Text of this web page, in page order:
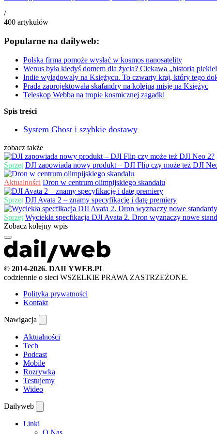
/
400 artykułów
Popularne na dailyweb:
Polska firma pomoże wysłać w kosmos nanosatelity
Wenus była kiedyś domem dla życia? Ciekawa „historia
Indie wylądowały na Księżycu. To czwarty kraj, który tego
Prada zaprojektowała skafandry na kolejną misję na Księżyc
Teleskop Webba na tropie kosmicznej zagadki
Spis treści
System Ghost i szybkie dostawy
zobacz także
Sprzęt DJI zapowiada nowy produkt – DJI Flip czy może też DJI
Aktualności Dron w centrum olimpijskiego skandalu
Sprzęt DJI Avata 2 – znamy specyfikację i datę premiery
Sprzęt Wyciekła specfikacja DJI Avata 2. Dron wyznaczy nowe
Zobacz kolejny wpis
© 2014-2026. DAILYWEB.PL
codziennie o sieci WSZELKIE PRAWA ZASTRZEŻONE.
Polityka prywatności
Kontakt
Nawigacja
Aktualności
Tech
Podcast
Mobile
Rozrywka
Testujemy
Wideo
Dailyweb
Linki
O Nas